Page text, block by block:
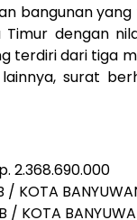
bangunan
dengan
terdiri dari tiga
surat
2.368.690.000
KOTA
KOTA